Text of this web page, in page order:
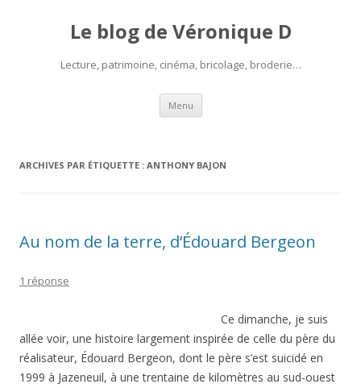
Le blog de Véronique D
Lecture, patrimoine, cinéma, bricolage, broderie…
Menu Aller
contenu
ARCHIVES PAR ÉTIQUETTE : ANTHONY BAJON
Au nom de la terre, d’Édouard Bergeon
1 réponse
Ce dimanche, je suis
allée voir, une histoire largement inspirée de celle du père du
réalisateur, Édouard Bergeon, dont le père s’est suicidé en
1999 à Jazeneuil, à une trentaine de kilomètres au sud-ouest